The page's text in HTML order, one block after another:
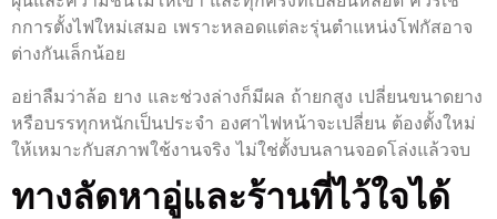
กการตั้งไฟใหม่เสมอ เพราะหลอดแต่ละรุ่นตำแหน่งโฟกัสอาจ
ต่างกันเล็กน้อย
อย่าลืมว่าล้อ ยาง และช่วงล่างก็มีผล ถ้ายกสูง เปลี่ยนขนาดยาง
หรือบรรทุกหนักเป็นประจำ องศาไฟหน้าจะเปลี่ยน ต้องตั้งใหม่
ให้เหมาะกับสภาพใช้งานจริง ไม่ใช่ตั้งบนลานจอดโล่งแล้วจบ
ทางลัดหาอู่และร้านที่ไว้ใจได้